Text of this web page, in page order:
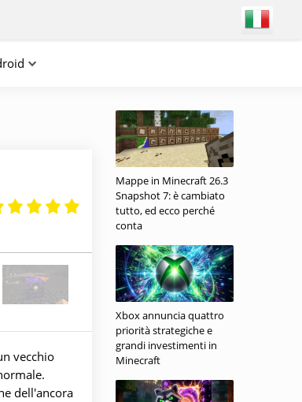
vecchio
dell'ancora
Mappe in Minecraft 26.3
Snapshot 7: è cambiato
tutto, ed ecco perché
conta
Xbox annuncia quattro
priorità strategiche e
grandi investimenti in
Minecraft